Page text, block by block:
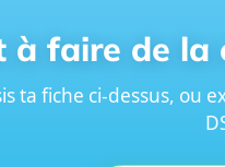
à faire de
ta fiche ci-dessus, ou